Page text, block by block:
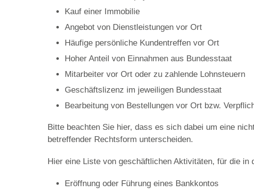
Kauf einer Immobilie
Angebot von Dienstleistungen vor Ort
Häufige persönliche Kundentreffen vor Ort
Hoher Anteil von Einnahmen aus Bundesstaat
Mitarbeiter vor Ort oder zu zahlende Lohnsteuern
Geschäftslizenz im jeweiligen Bundesstaat
Bearbeitung von Bestellungen vor Ort bzw.
Bitte beachten Sie hier, dass es sich dabei um eine
betreffender Rechtsform unterscheiden.
Hier eine Liste von geschäftlichen Aktivitäten, für die
Eröffnung oder Führung eines Bankkontos